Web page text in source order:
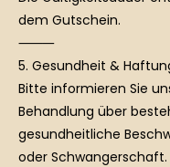
dem Gutschein.
⸻
5. Gesundheit &
Bitte informieren Sie
Behandlung über
gesundheitliche
oder Schwangerschaft.